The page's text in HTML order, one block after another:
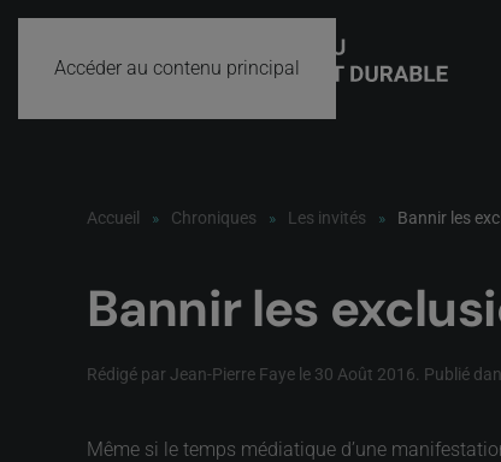
Accéder au contenu principal
Accueil Chroniques Les invités Bannir les
Bannir les
Rédigé par Jean-Pierre Faye le 30 Août 2016 . Publié
Même si le temps médiatique d’une